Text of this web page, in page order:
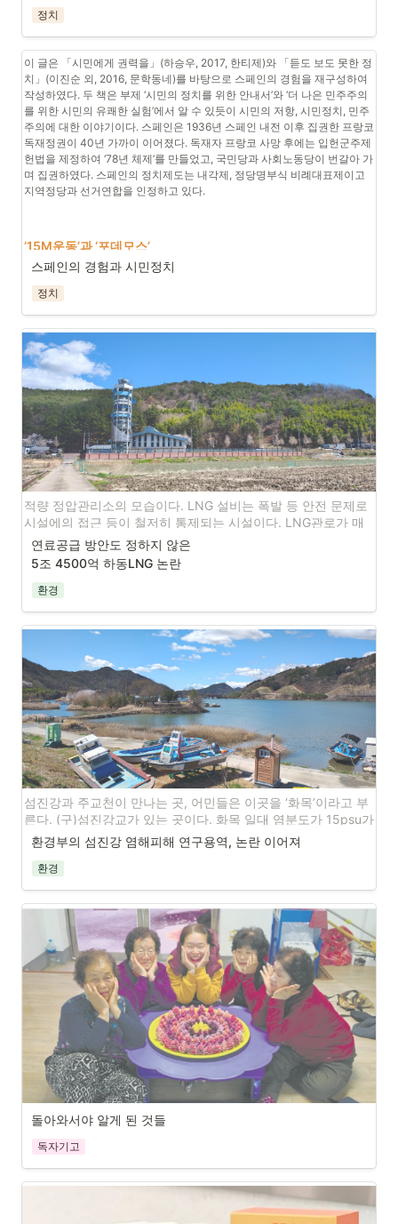
마를 선언해, 하동군 정가에 새로운 변화의 바람이 불어올지 주
목된다. 왼쪽부터 ‘다 선거구에 출마한 전미경 씨, ‘가 선거구’에
출마한 이순경 씨.
정치
이 글은 「시민에게 권력을」(하승우, 2017, 한티제)와 「듣도 보도 못한 정
치」(이진순 외, 2016, 문학동네)를 바탕으로 스페인의 경험을 재구성하여
작성하였다. 두 책은 부제 ‘시민의 정치를 위한 안내서’와 ‘더 나은 민주주의
를 위한 시민의 유쾌한 실험’에서 알 수 있듯이 시민의 저항, 시민정치, 민주
주의에 대한 이야기이다. 스페인은 1936년 스페인 내전 이후 집권한 프랑코
독재정권이 40년 가까이 이어졌다. 독재자 프랑코 사망 후에는 입헌군주제
헌법을 제정하여 ‘78년 체제’를 만들었고, 국민당과 사회노동당이 번갈아 가
며 집권하였다. 스페인의 정치제도는 내각제, 정당명부식 비례대표제이고
지역정당과 선거연합을 인정하고 있다.
‘15M운동’과 ‘포데모스’
스페인의 정치변화는 바로 이 ‘78년 체제’에 대한 도전으로 시작되었다. ‘포
제압류 등에 분노한 스페인 시민들은 스스로를 ‘인디냐도스’(분노한 사람들)
라 부르며 시위를 벌였다. ‘15M운동’은 스페인의 권력을 양분해온 국민당과
사회노동당에 맞서며 시민들의 집을 압류하던 은행과 유럽연합(EU)의 긴축
정책에도 저항했다.
‘15M운동’은 스페인 전역에 걸쳐 650~800만 명에 달하는 시민이 참여할
정도로 높은 열기를 띠었다. 이후 시민들은 전국 곳곳에 지역별 모임을 만들
어 주거와 실업, 환경문제 해결, 부패척결, 정치개혁을 위한 다양한 요구를
쏟아냈다.
‘15M운동’은 진짜 민주주의와 진정한 사회변화를 요구했고, 이 틀 속에서 다
양한 시민·사회운동, 풀뿌리 지역네트워크와 활동가들, 진보적인 군소 정당
들이 서로의 자율성을 인정하면서도 기득권층이 장악해온 사회를 해체하고
당인 ‘아오라 마드리드’, ‘바르셀로나 엔 코무’ 등은 이러한 배경에서 태어났
다.
‘아오라 마드리드’, ‘바르셀로나 엔 코무’
‘포데모스’ 등의 정치실험은 기성정당이 독점해온 정치인의 후보지명권을
시민들과 공유하고 정치인의 특권을 포기하게 했으며, 진짜 민주주의를 내
부에서부터 실현하기 위해 플랫폼을 만들어 시민들을 폭넓게 참여시켰다.
‘포데모스’는 창당한 지 1년 만인 2015년 총선에서 21%의 득표율로 제3당
이 되었으며 ‘아오라 마드리드’와 ‘바르셀로나 엔 코무’는 2015년 지방선거
에서 승리하여 마드리드시와 바르셀로나시의 시장을 탄생시켰다.
스페인의 경험과 시민정치
정치
적량 정압관리소의 모습이다. LNG 설비는 폭발 등 안전 문제로
시설에의 접근 등이 철저히 통제되는 시설이다. LNG관로가 매
설될 주변 지역 마을과 주민에 대한 안전 평가가 중요한 이유이
다.
연료공급 방안도 정하지 않은
5조 4500억 하동LNG 논란
환경
섬진강과 주교천이 만나는 곳, 어민들은 이곳을 ‘화목’이라고 부
른다. (구)섬진강교가 있는 곳이다. 화목 일대 염분도가 15psu가
유지되어야 핵심 서식지인 신비-목도 구간에 재첩이 안정적으로
서식할 수 있다. 재첩이 안정적으로 서식한다는 것은 섬진강 생
태계가 살아있음을 의미한다.
환경부의 섬진강 염해피해 연구용역, 논란 이어져
환경
악양 하중대 마을 할머니들과 서선희 씨(가운데)
돌아와서야 알게 된 것들
독자기고